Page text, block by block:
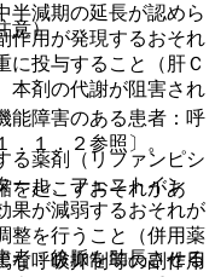
半減期の延長が認めら
作用が発現するおそれ
に投与すること（肝Ｃ
本剤の代謝が阻害され
薬剤（リファンピシ
ール、フェニトイン
果が減弱するおそれが
整を行うこと（併用薬
な呼吸抑制等の副作用
意）
障害のある患者：呼
１．２参照〕。
起こすおそれがあ
：徐脈を助長させる